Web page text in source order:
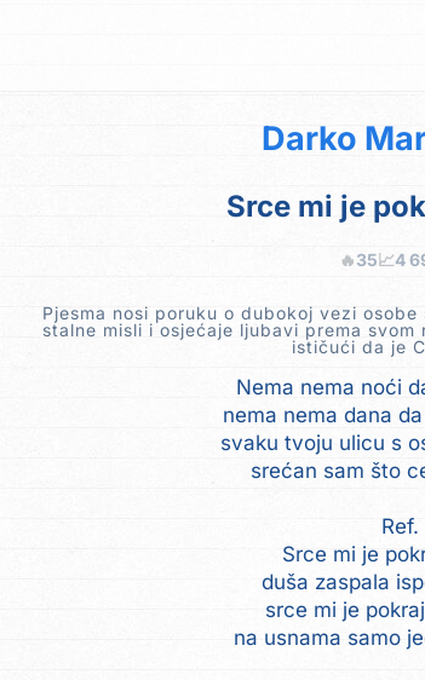
Darko
Srce mi je
🔥35📈4
Pjesma nosi poruku o dubokoj vezi
stalne misli i osjećaje ljubavi prema
ističući da je
Nema nema noći
nema nema dana
svaku tvoju ulicu s
srećan sam što
Ref.
Srce mi je
duša zaspala
srce mi je
na usnama samo